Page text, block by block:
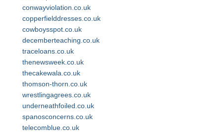
conwayviolation.co.uk
copperfielddresses.co.uk
cowboysspot.co.uk
decemberteaching.co.uk
traceloans.co.uk
thenewsweek.co.uk
thecakewala.co.uk
thomson-thorn.co.uk
wrestlingagrees.co.uk
underneathfoiled.co.uk
spanosconcerns.co.uk
telecomblue.co.uk